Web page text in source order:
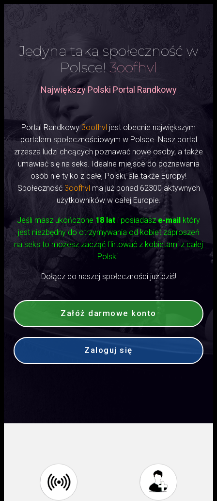
Jedyna taka społeczność w
Polsce! 3oofhvl
Największy Polski Portal Randkowy
Portal Randkowy3oofhvl jest obecnie największym
portalem społecznościowym w Polsce. Nasz portal
zrzesza ludzi chcących poznawać nowe osoby, a także
umawiać się na seks. Idealne miejsce do poznawania
osób nie tylko z całej Polski, ale także Europy!
Społeczność 3oofhvl ma już ponad 62300 aktywnych
użytkowników w całej Europie.
Jeśli masz ukończone 18 lat i posiadasze-mail który
jest niezbędny do otrzymywania od kobiet zaproszeń
na seks to możesz zacząć flirtować z kobietami z całej
Polski.
Dołącz do naszej społeczności już dziś!
Załóż darmowe konto
Zaloguj się